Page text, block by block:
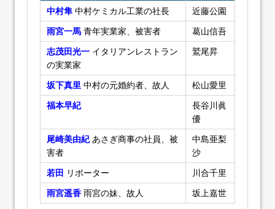
中村隼 中村ケミカル工業の社長
近藤公園
雨宮一馬 青年実業家、被害者
葛山信吾
志茂田光一 イタリアンレストラン
の実業家
鷲尾昇
坂下真里 中村の元婚約者、故人
松山愛里
福本早紀
長谷川眞
優
尾崎美由紀あさぎ商事の社員、被
害者
中島亜梨
沙
若田 リポーター
川合千里
雨宮遥香 雨宮の妹、故人 坂上嘉世